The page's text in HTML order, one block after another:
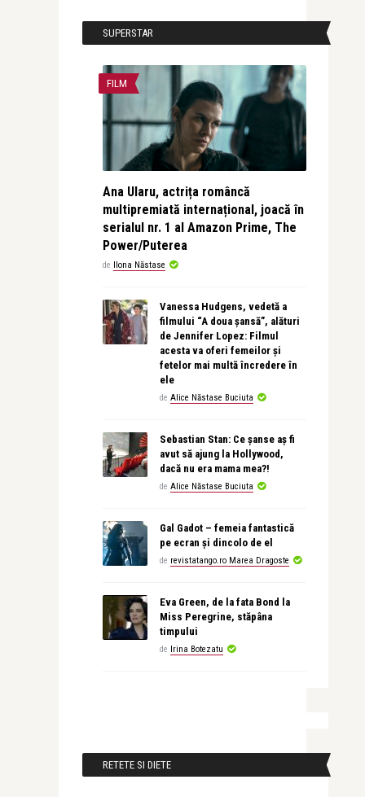
SUPERSTAR
FILM
Ana Ularu, actrița româncă
multipremiată internațional, joacă în
serialul nr. 1 al Amazon Prime, The
Power/Puterea
de Ilona Năstase
Vanessa Hudgens, vedetă a
filmului “A doua șansă”, alături
de Jennifer Lopez: Filmul
acesta va oferi femeilor și
fetelor mai multă încredere în
ele
de Alice Năstase Buciuta
Sebastian Stan: Ce șanse aș fi
avut să ajung la Hollywood,
dacă nu era mama mea?!
de Alice Năstase Buciuta
Gal Gadot – femeia fantastică
pe ecran și dincolo de el
de revistatango.ro Marea Dragoste
Eva Green, de la fata Bond la
Miss Peregrine, stăpâna
timpului
de Irina Botezatu
RETETE SI DIETE